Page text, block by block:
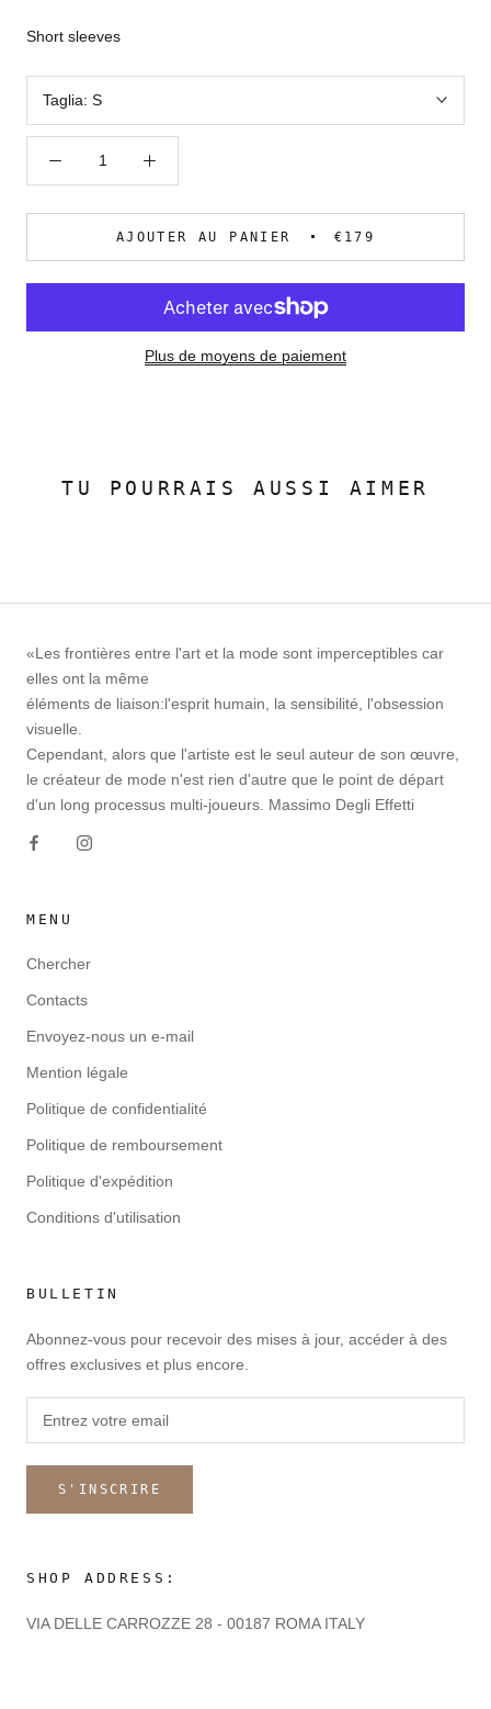
Short sleeves
Taglia: S
AJOUTER AU PANIER €179
Plus de moyens de paiement
TU POURRAIS AUSSI AIMER
«Les frontières entre l'art et la mode sont imperceptibles car
elles ont la même
éléments de liaison:l'esprit humain, la sensibilité, l'obsession
visuelle.
Cependant, alors que l'artiste est le seul auteur de son œuvre,
le créateur de mode n'est rien d'autre que le point de départ
d'un long processus multi-joueurs. Massimo Degli Effetti
MENU
Chercher
Contacts
Envoyez-nous un e-mail
Mention légale
Politique de confidentialité
Politique de remboursement
Politique d'expédition
Conditions d'utilisation
BULLETIN
Abonnez-vous pour recevoir des mises à jour, accéder à des
offres exclusives et plus encore.
S'INSCRIRE
SHOP ADDRESS:
VIA DELLE CARROZZE 28 - 00187 ROMA ITALY